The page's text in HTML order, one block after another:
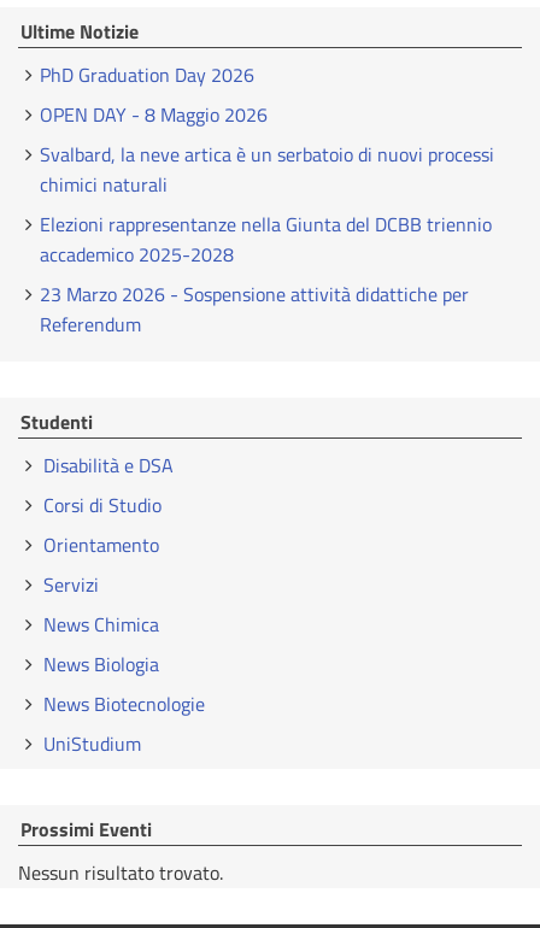
Ultime Notizie
PhD Graduation Day 2026
OPEN DAY - 8 Maggio 2026
Svalbard, la neve artica è un serbatoio di nuovi processi
chimici naturali
Elezioni rappresentanze nella Giunta del DCBB triennio
accademico 2025-2028
23 Marzo 2026 - Sospensione attività didattiche per
Referendum
Studenti
Disabilità e DSA
Corsi di Studio
Orientamento
Servizi
News Chimica
News Biologia
News Biotecnologie
UniStudium
Prossimi Eventi
Nessun risultato trovato.